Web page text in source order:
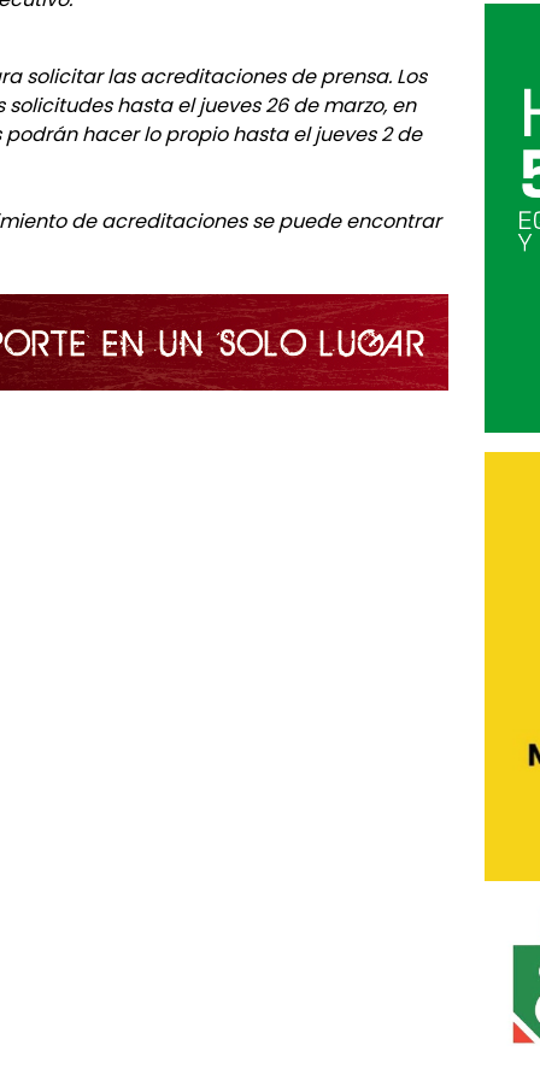
solicitar las acreditaciones de prensa. Los
hasta el jueves 26 de marzo, en
hacer lo propio hasta el jueves 2 de
de acreditaciones se puede encontrar